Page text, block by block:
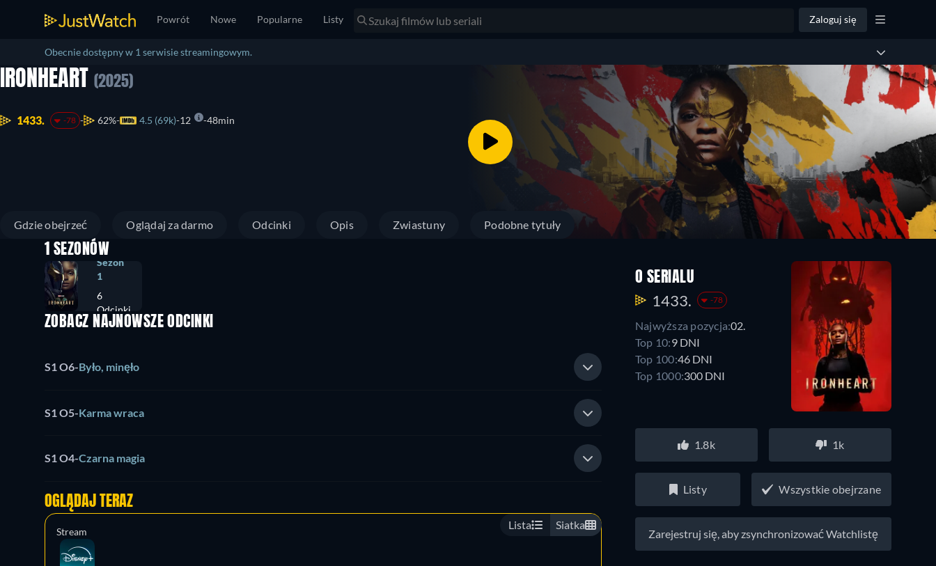
Powrót Nowe Popularne Listy Zaloguj się
Obecnie dostępny w 1 serwisie streamingowym.
IRONHEART (2025)
1433. -78 62% 4.5 (69k) 12 48min
Gdzie obejrzeć Oglądaj za darmo Odcinki Opis Zwiastuny Podobne tytuły
1 SEZONÓW
Sezon
1
6
Odcinki
ZOBACZ NAJNOWSZE ODCINKI
S1 O6-Było, minęło
S1 O5-Karma wraca
S1 O4-Czarna magia
Lista Siatka
OGLĄDAJ TERAZ
Stream
O SERIALU
1433. -78
Najwyższa pozycja:02.
Top 10:9 DNI
Top 100:46 DNI
Top 1000:300 DNI
1.8k 1k
Listy Wszystkie obejrzane
Zarejestruj się, aby zsynchronizować Watchlistę